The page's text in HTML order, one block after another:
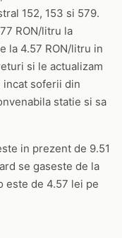
152, 153 si 579.
RON/litru la
la 4.57 RON/litru in
si le actualizam
incat soferii din
statie si sa
in prezent de 9.51
se gaseste de la
este de 4.57 lei pe